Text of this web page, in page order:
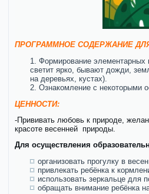
ПРОГРАММНОЕ СОДЕРЖАНИЕ
Формирование элементарных
светит ярко, бывают дожди,
на деревьях, кустах).
Ознакомление с некоторыми
ЦЕННОСТИ:
-Прививать любовь к природе,
красоте весенней природы.
Для осуществления
организовать прогулку в
привлекать ребёнка к
использовать зеркальце для
обращать внимание ребёнка